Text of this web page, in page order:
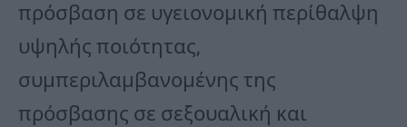
πρόσβαση σε υγειονομική περίθαλψη
υψηλής ποιότητας,
συμπεριλαμβανομένης της
πρόσβασης σε σεξουαλική και